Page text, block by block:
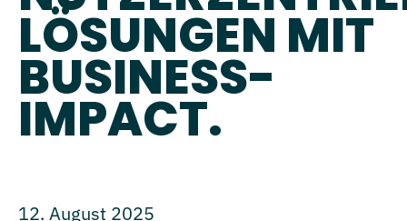
LÖSUNGEN MIT
BUSINESS-
IMPACT.
12. August 2025